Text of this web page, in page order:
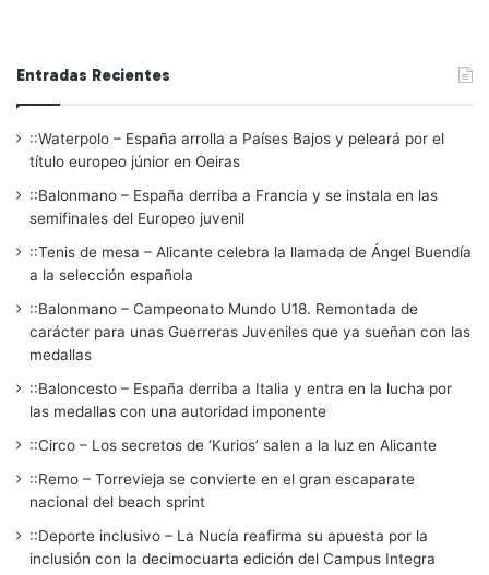
Entradas Recientes
::Waterpolo – España arrolla a Países Bajos y peleará por el
título europeo júnior en Oeiras
::Balonmano – España derriba a Francia y se instala en las
semifinales del Europeo juvenil
::Tenis de mesa – Alicante celebra la llamada de Ángel Buendía
a la selección española
::Balonmano – Campeonato Mundo U18. Remontada de
carácter para unas Guerreras Juveniles que ya sueñan con las
medallas
::Baloncesto – España derriba a Italia y entra en la lucha por
las medallas con una autoridad imponente
::Circo – Los secretos de ‘Kurios’ salen a la luz en Alicante
::Remo – Torrevieja se convierte en el gran escaparate
nacional del beach sprint
::Deporte inclusivo – La Nucía reafirma su apuesta por la
inclusión con la decimocuarta edición del Campus Integra